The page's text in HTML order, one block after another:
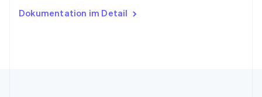
Dokumentation im Detail
English